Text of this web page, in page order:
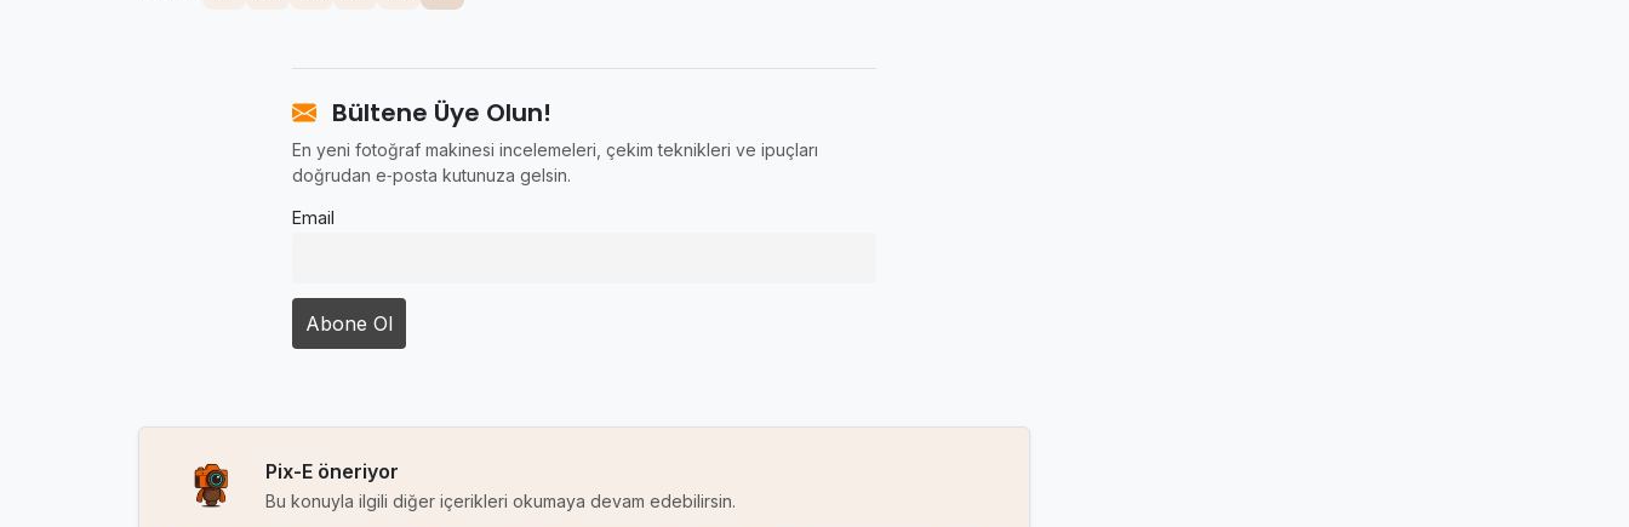
Bültene Üye Olun!
En yeni fotoğraf makinesi incelemeleri, çekim teknikleri ve ipuçları
doğrudan e‑posta kutunuza gelsin.
Email
Pix-E öneriyor
Bu konuyla ilgili diğer içerikleri okumaya devam edebilirsin.